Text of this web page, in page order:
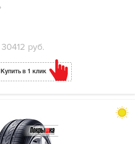
руб.
Купить в 1 клик